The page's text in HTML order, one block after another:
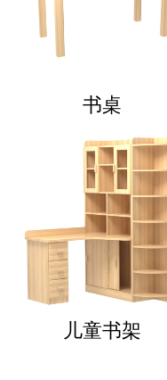
书桌
儿童书架